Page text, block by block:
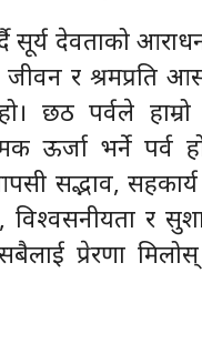
देवताको
र श्रमप्रति
छठ पर्वले
ऊर्जा भर्ने पर्व
सद्भाव, सहकार्य
विश्वसनीयता र
प्रेरणा